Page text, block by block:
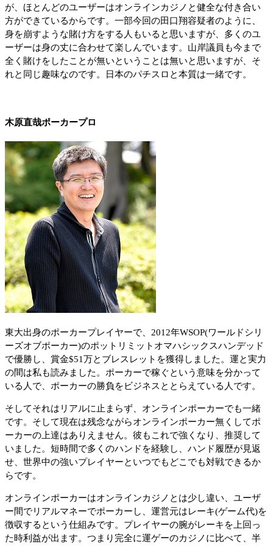
が、ほとんどのユーザーはオンラインカジノと健全な付き合い
方ができているからです。一部今回の田口翔容疑者のように、
身を崩すような賭け方をする人もいると思いますが、多くのユ
ーザーは身の丈に合わせて楽しんでいます。山岸議員も今まで
全く賭けをしたことが無いということは無いと思いますが、そ
れと同じ趣味なのです。日本のパチスロと本質は一緒です。
木原直哉ポーカープロ
東大出身のポーカープレイヤーで、2012年WSOP(ワールドシリ
ーズオブポーカー)のポットリミットオマハシックスハンデッド
で優勝し、賞金$51万とブレスレットを獲得しました。運と実力
の間は私も読みました。ポーカーで稼ぐという意味を分かって
いる人で、ポーカーの勝負をビジネスととらえている人です。
そしてそれはリアルに止まらず、オンラインポーカーでも一緒
です。そして現在は残念ながらオンラインポーカー無くしてポ
ーカーの上達はありえません。彼もこれで強くなり、推奨して
いました。短時間で多くのハンドを経験し、ハンド履歴が見返
せ、世界中の強いプレイヤーといつでもどこでも対戦できるか
らです。
オンラインポーカーはオンラインカジノとは少し違い、ユーザ
ー間でリアルマネーでポーカーし、運営元はレーキ(ゲーム代)を
徴収するという仕組みです。プレイヤーの腕がレーキを上回っ
た時利益が出ます。つまり完全に運ゲーのカジノに比べて、半